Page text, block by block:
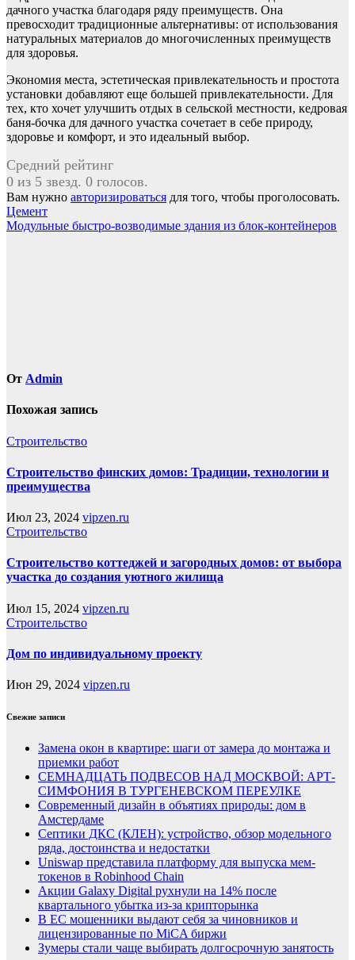
дачного участка благодаря ряду преимуществ. Она
превосходит традиционные альтернативы: от использования
натуральных материалов до многочисленных преимуществ
для здоровья.
Экономия места, эстетическая привлекательность и простота
установки добавляют еще большей привлекательности. Для
тех, кто хочет улучшить отдых в сельской местности, кедровая
баня-бочка для дачного участка сочетает в себе природу,
здоровье и комфорт, и это идеальный выбор.
Средний рейтинг
0 из 5 звезд. 0 голосов.
Вам нужно авторизироваться для того, чтобы проголосовать.
Навигация
по
Цемент
Модульные быстро-возводимые здания из блок-контейнеров
От Admin
Похожая запись
Строительство
Строительство финских домов: Традиции, технологии и
преимущества
Июл 23, 2024 vipzen.ru
Строительство
Строительство коттеджей и загородных домов: от выбора
участка до создания уютного жилища
Июл 15, 2024 vipzen.ru
Строительство
Дом по индивидуальному проекту
Июн 29, 2024 vipzen.ru
Свежие записи
Замена окон в квартире: шаги от замера до монтажа и
приемки работ
СЕМНАДЦАТЬ ПОДВЕСОВ НАД МОСКВОЙ: АРТ-
СИМФОНИЯ В ТУРГЕНЕВСКОМ ПЕРЕУЛКЕ
Современный дизайн в объятиях природы: дом в
Амстердаме
Септики ДКС (КЛЕН): устройство, обзор модельного
ряда, достоинства и недостатки
Uniswap представила платформу для выпуска мем-
токенов в Robinhood Chain
Акции Galaxy Digital рухнули на 14% после
квартального убытка из-за крипторынка
В ЕС мошенники выдают себя за чиновников и
лицензированные по MiCA биржи
Зумеры стали чаще выбирать долгосрочную занятость